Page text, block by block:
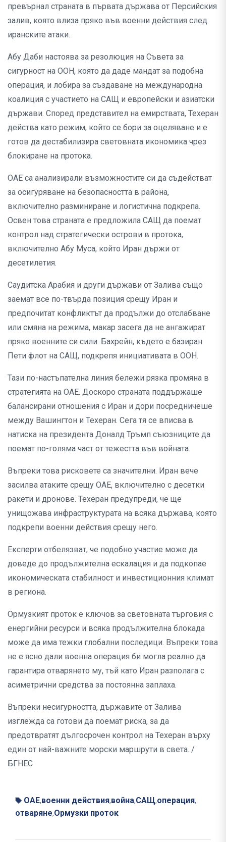
превърнал страната в първата държава от Персийския
залив, която влиза пряко във военни действия след
иранските атаки.
Абу Даби настоява за резолюция на Съвета за
сигурност на ООН, която да даде мандат за подобна
операция, и лобира за създаване на международна
коалиция с участието на САЩ и европейски и азиатски
държави. Според представител на емирствата, Техеран
действа като режим, който се бори за оцеляване и е
готов да дестабилизира световната икономика чрез
блокиране на протока.
ОАЕ са анализирали възможностите си да съдействат
за осигуряване на безопасността в района,
включително разминиране и логистична подкрепа.
Освен това страната е предложила САЩ да поемат
контрол над стратегически острови в протока,
включително Абу Муса, който Иран държи от
десетилетия.
Саудитска Арабия и други държави от Залива също
заемат все по-твърда позиция срещу Иран и
предпочитат конфликтът да продължи до отслабване
или смяна на режима, макар засега да не ангажират
пряко военните си сили. Бахрейн, където е базиран
Пети флот на САЩ, подкрепя инициативата в ООН.
Тази по-настъпателна линия бележи рязка промяна в
стратегията на ОАЕ. Доскоро страната поддържаше
балансирани отношения с Иран и дори посредничеше
между Вашингтон и Техеран. Сега тя се вписва в
натиска на президента Доналд Тръмп съюзниците да
поемат по-голяма част от тежестта във войната.
Въпреки това рисковете са значителни. Иран вече
засилва атаките срещу ОАЕ, включително с десетки
ракети и дронове. Техеран предупреди, че ще
унищожава инфраструктурата на всяка държава, която
подкрепи военни действия срещу него.
Експерти отбелязват, че подобно участие може да
доведе до продължителна ескалация и да подкопае
икономическата стабилност и инвестиционния климат
в региона.
Ормузкият проток е ключов за световната търговия с
енергийни ресурси и всяка продължителна блокада
може да има тежки глобални последици. Въпреки това
не е ясно дали военна операция би могла реално да
гарантира отварянето му, тъй като Иран разполага с
асиметрични средства за постоянна заплаха.
Въпреки несигурността, държавите от Залива
изглежда са готови да поемат риска, за да
предотвратят дългосрочен контрол на Техеран върху
един от най-важните морски маршрути в света. /
БГНЕС
ОАЕ,военни действия,война,САЩ,операция,
отваряне,Ормузки проток